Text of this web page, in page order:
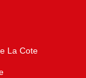
La Cote